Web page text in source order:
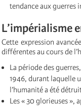
tendance aux guerres
L’impérialisme
Cette expression
différentes au cours de
La période des
1946, durant laquelle
l’humanité a été
Les « 30 glorieuses »,